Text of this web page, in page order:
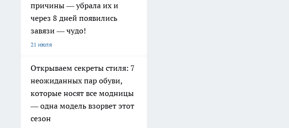
причины — убрала их и
через 8 дней появились
завязи — чудо!
21 июля
Открываем секреты стиля: 7
неожиданных пар обуви,
которые носят все модницы
— одна модель взорвет этот
сезон